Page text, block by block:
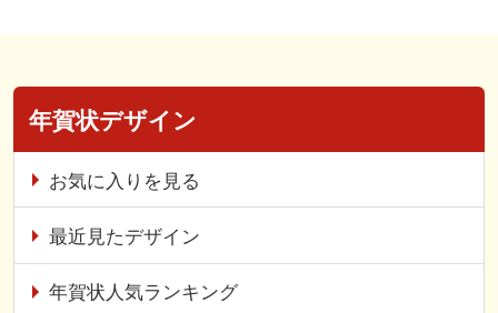
年賀状デザイン
お気に入りを見る
最近見たデザイン
年賀状人気ランキング